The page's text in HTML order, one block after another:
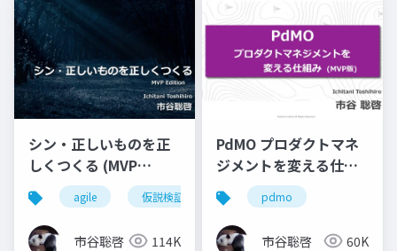
シン・正しいものを正
しくつくる (MVP
Edition)agile 仮説検証
市谷聡啓 114K
PdMO プロダクトマネ
ジメントを変える仕組
み (MVP版)
pdmo
市谷聡啓 60K